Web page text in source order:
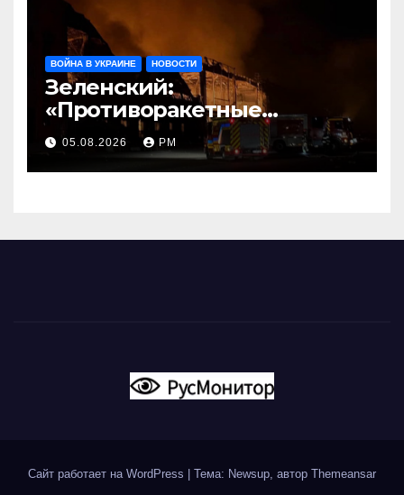
ВОЙНА В УКРАИНЕ НОВОСТИ
Зеленский:
«Противоракетные
средства могли бы спасти
погибших сегодня»
05.08.2026 РМ
Сайт работает на WordPress | Тема: Newsup, автор Themeansar